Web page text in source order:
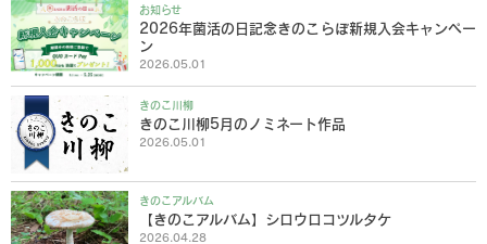
お知らせ
2026.05.01
2026年菌活の日記念きのこらぼ新規入会キャンペー
ン
きのこ川柳
2026.05.01
きのこ川柳5月のノミネート作品
きのこアルバム
2026.04.28
【きのこアルバム】シロウロコツルタケ